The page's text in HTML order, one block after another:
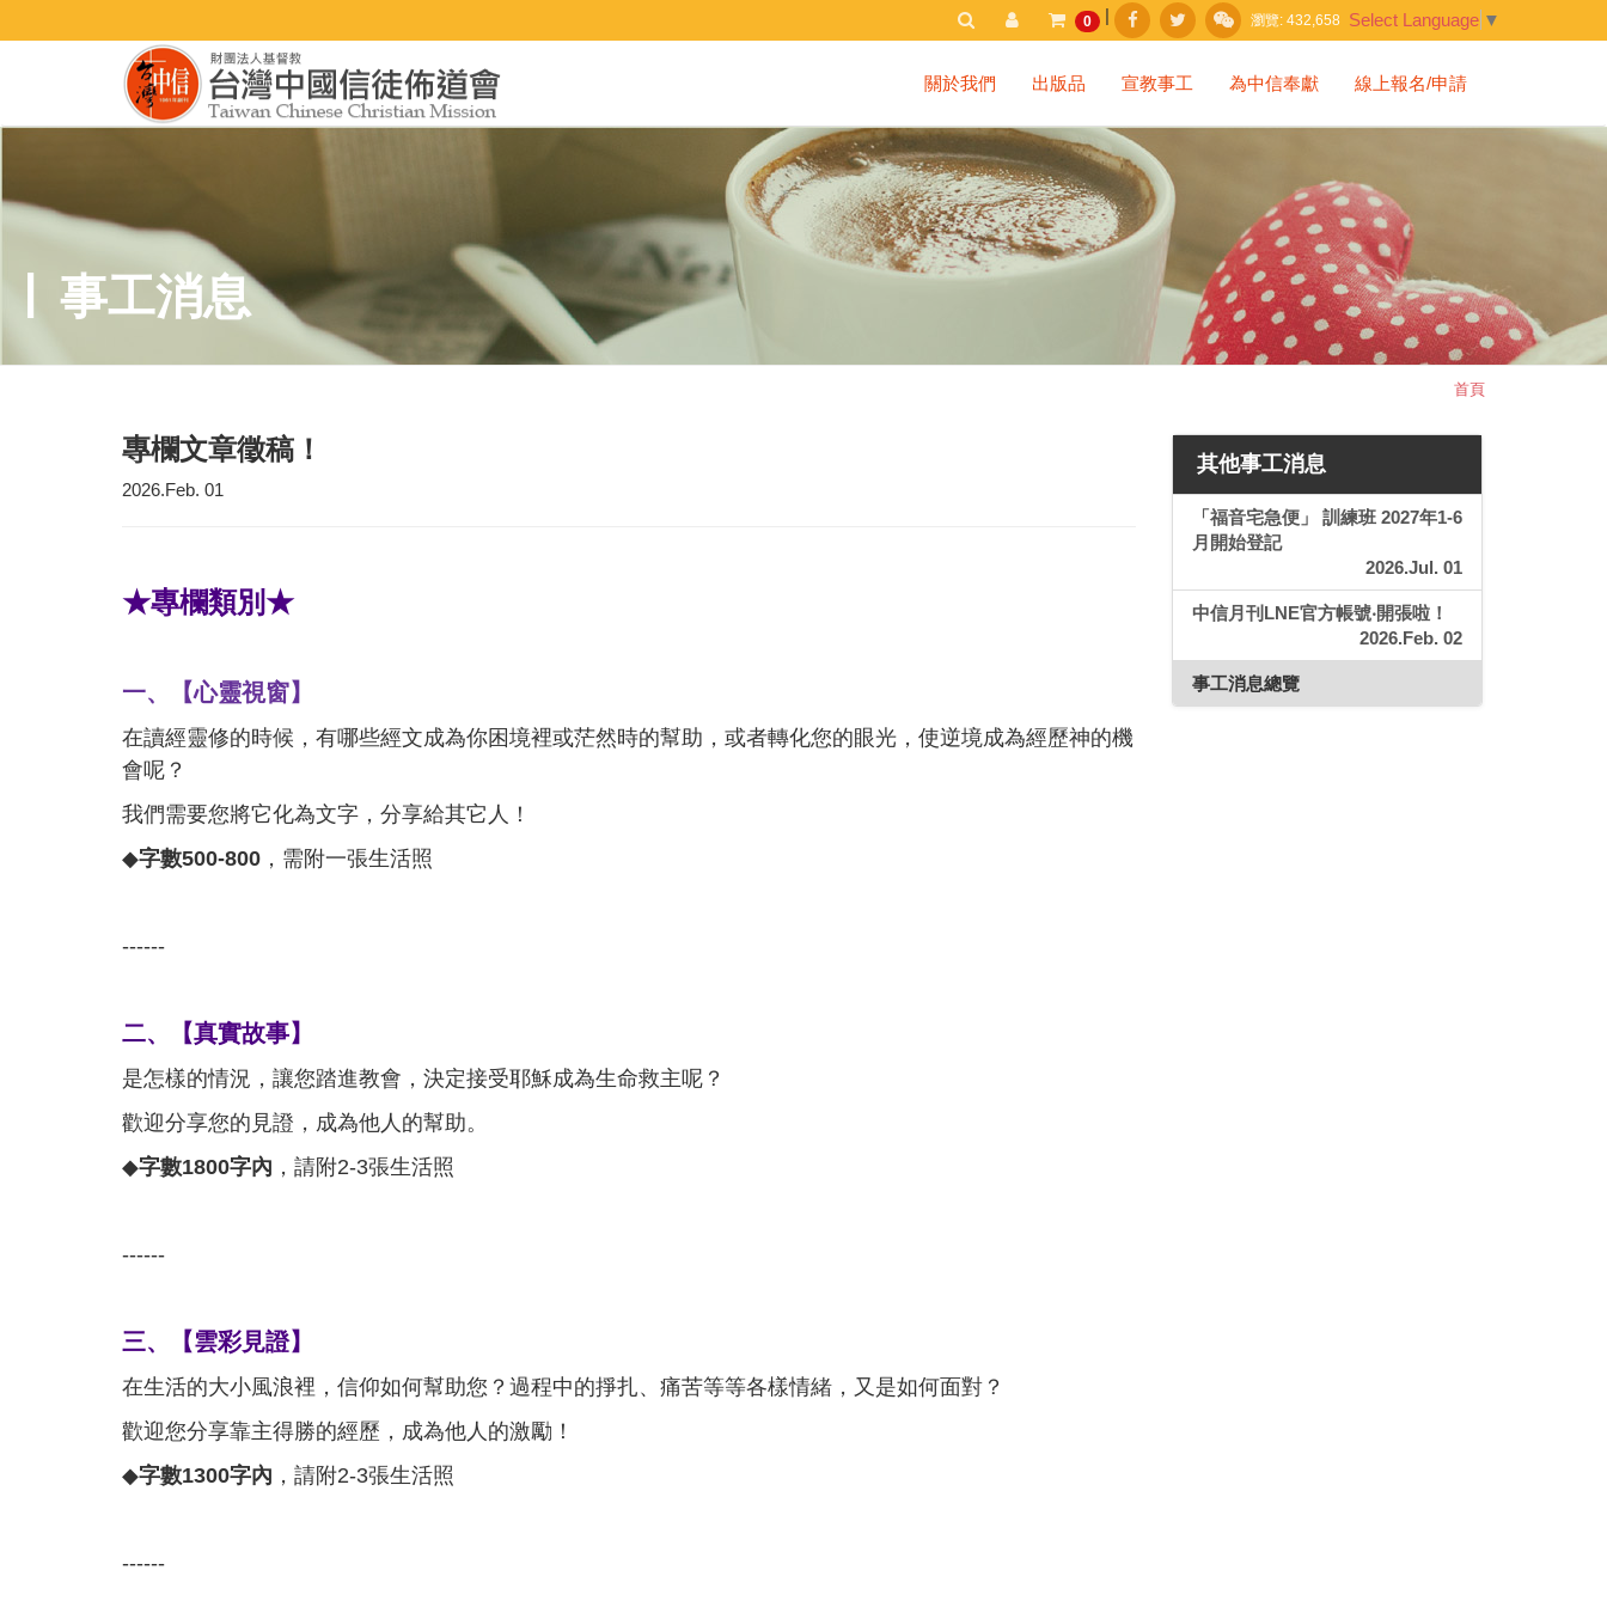
Select Language ▼
瀏覽: 432,658
0 |
關於我們 出版品 宣教事工 為中信奉獻 線上報名/申請
事工消息
首頁
專欄文章徵稿！
2026.Feb. 01
★專欄類別★
一、【心靈視窗】
在讀經靈修的時候，有哪些經文成為你困境裡或茫然時的幫助，或者轉化您的眼光，使逆境成為經歷神的機
會呢？
我們需要您將它化為文字，分享給其它人！
◆字數500-800 ，需附一張生活照
------
二、【真實故事】
是怎樣的情況，讓您踏進教會，決定接受耶穌成為生命救主呢？
歡迎分享您的見證，成為他人的幫助。
◆字數1800字內 ，請附2-3張生活照
------
三、【雲彩見證】
在生活的大小風浪裡，信仰如何幫助您？過程中的掙扎、痛苦等等各樣情緒，又是如何面對？
歡迎您分享靠主得勝的經歷，成為他人的激勵！
◆字數1300字內 ，請附2-3張生活照
------
其他事工消息
「福音宅急便」 訓練班 2027年1-6
月開始登記
2026.Jul. 01
中信月刊LNE官方帳號‧開張啦！
2026.Feb. 02
事工消息總覽